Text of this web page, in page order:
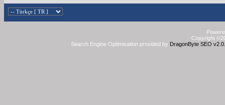
Copyright
Search Engine Optimisation provided by DragonByte SEO